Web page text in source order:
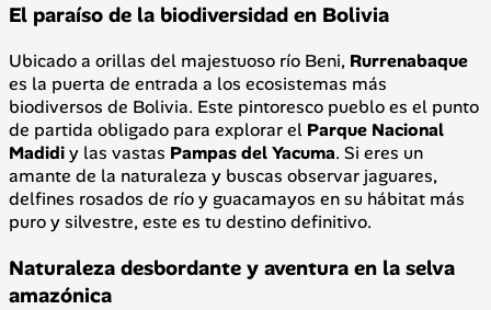
El paraíso de la biodiversidad en Bolivia
Ubicado a orillas del majestuoso río Beni, Rurrenabaque
es la puerta de entrada a los ecosistemas más
biodiversos de Bolivia. Este pintoresco pueblo es el punto
de partida obligado para explorar el Parque Nacional
Madidiy las vastas Pampas del Yacuma. Si eres un
amante de la naturaleza y buscas observar jaguares,
delfines rosados de río y guacamayos en su hábitat más
puro y silvestre, este es tu destino definitivo.
Naturaleza desbordante y aventura en la selva
amazónica